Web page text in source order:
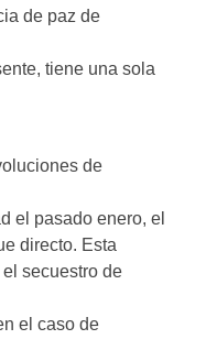
de paz de
tiene una sola
de
el pasado enero, el
directo. Esta
secuestro de
el caso de